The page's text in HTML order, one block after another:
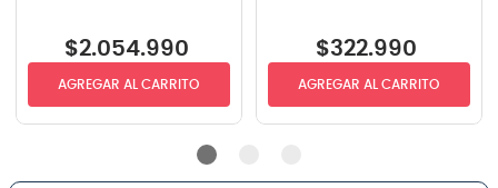
$2.054.990
AGREGAR AL CARRITO
$322.990
AGREGAR AL CARRITO